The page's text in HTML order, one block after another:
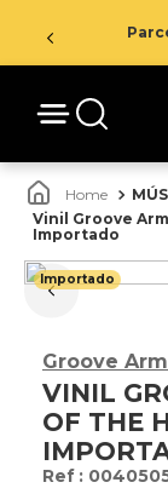
Vinil Groove
Importado
Importado
Groove
VINIL
OF THE
: